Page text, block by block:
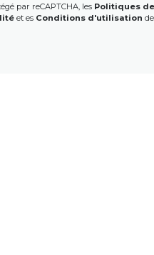
par reCAPTCHA, les Politiques de
et es Conditions d'utilisation